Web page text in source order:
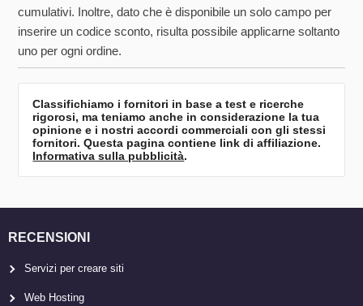
cumulativi. Inoltre, dato che è disponibile un solo campo per
inserire un codice sconto, risulta possibile applicarne soltanto
uno per ogni ordine.
Classifichiamo i fornitori in base a test e ricerche
rigorosi, ma teniamo anche in considerazione la tua
opinione e i nostri accordi commerciali con gli stessi
fornitori. Questa pagina contiene link di affiliazione.
Informativa sulla pubblicità.
RECENSIONI
Servizi per creare siti
Web Hosting